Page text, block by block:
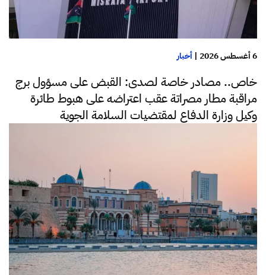
6 أغسطس 2026 | أخبار
خاص.. مصادر خاصة لصدى: القبض على مسؤول برج
مراقبة مطار مصراتة عقب اعتراضه على هبوط طائرة
وكيل وزارة الدفاع لمقتضيات السلامة الجوية